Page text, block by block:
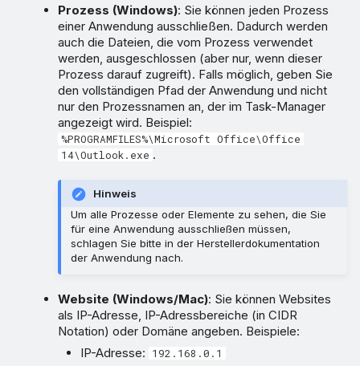
Prozess (Windows): Sie können jeden Prozess
einer Anwendung ausschließen. Dadurch werden
auch die Dateien, die vom Prozess verwendet
werden, ausgeschlossen (aber nur, wenn dieser
Prozess darauf zugreift). Falls möglich, geben Sie
den vollständigen Pfad der Anwendung und nicht
nur den Prozessnamen an, der im Task-Manager
angezeigt wird. Beispiel:
%PROGRAMFILES%\Microsoft Office\Office
14\Outlook.exe .
Hinweis
Um alle Prozesse oder Elemente zu sehen, die Sie
für eine Anwendung ausschließen müssen,
schlagen Sie bitte in der Herstellerdokumentation
der Anwendung nach.
Website (Windows/Mac): Sie können Websites
als IP-Adresse, IP-Adressbereiche (in CIDR
Notation) oder Domäne angeben. Beispiele:
IP-Adresse:
192.168.0.1